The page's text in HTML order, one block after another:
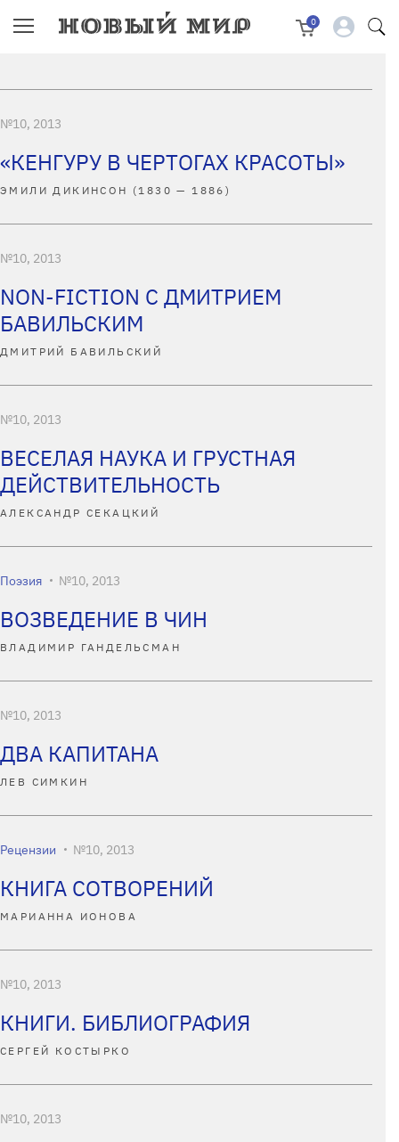
0
№10, 2013
«КЕНГУРУ В ЧЕРТОГАХ КРАСОТЫ»
ЭМИЛИ ДИКИНСОН (1830 — 1886)
№10, 2013
NON-FICTION С ДМИТРИЕМ
БАВИЛЬСКИМ
ДМИТРИЙ БАВИЛЬСКИЙ
№10, 2013
ВЕСЕЛАЯ НАУКА И ГРУСТНАЯ
ДЕЙСТВИТЕЛЬНОСТЬ
АЛЕКСАНДР СЕКАЦКИЙ
Поэзия №10, 2013
ВОЗВЕДЕНИЕ В ЧИН
ВЛАДИМИР ГАНДЕЛЬСМАН
№10, 2013
ДВА КАПИТАНА
ЛЕВ СИМКИН
Рецензии №10, 2013
КНИГА СОТВОРЕНИЙ
МАРИАННА ИОНОВА
№10, 2013
КНИГИ. БИБЛИОГРАФИЯ
СЕРГЕЙ КОСТЫРКО
№10, 2013